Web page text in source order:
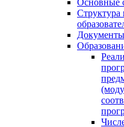
Основные
Структура
Документы